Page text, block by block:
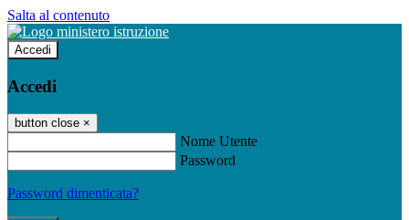
Salta al contenuto
Accedi
Accedi
button close ×
Nome Utente
Password
Password dimenticata?